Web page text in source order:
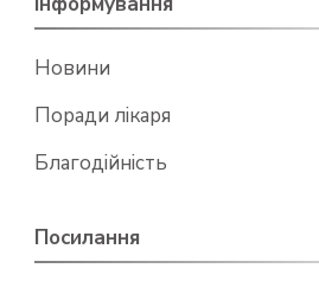
Новини
Поради лікаря
Благодійність
Посилання